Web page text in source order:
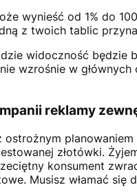
wynieść od 1% do
z twoich tablic
widoczność będzie
wzrośnie w
reklamy
złotówki.
konsument
Musisz włamać się